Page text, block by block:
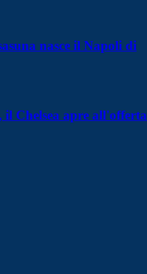
nasce il Napoli di
il Chelsea apre all'offerta